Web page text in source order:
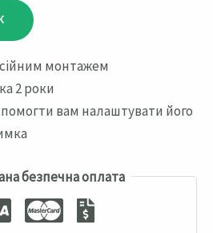
монтажем
2 роки
вам налаштувати його
безпечна оплата